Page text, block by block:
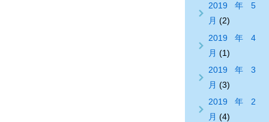
2019年5
月 (2)
2019年4
月 (1)
2019年3
月 (3)
2019年2
月 (4)